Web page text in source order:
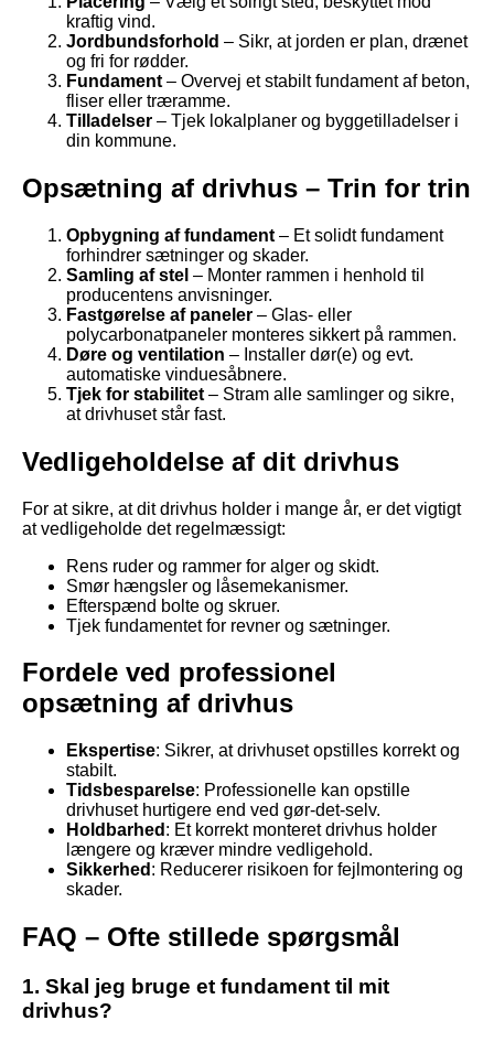
kraftig vind.
Jordbundsforhold – Sikr, at jorden er plan, drænet
og fri for rødder.
Fundament – Overvej et stabilt fundament af beton,
fliser eller træramme.
Tilladelser – Tjek lokalplaner og byggetilladelser i
din kommune.
Opsætning af drivhus – Trin for trin
Opbygning af fundament – Et solidt fundament
forhindrer sætninger og skader.
Samling af stel – Monter rammen i henhold til
producentens anvisninger.
Fastgørelse af paneler – Glas- eller
polycarbonatpaneler monteres sikkert på rammen.
Døre og ventilation – Installer dør(e) og evt.
automatiske vinduesåbnere.
Tjek for stabilitet – Stram alle samlinger og sikre,
at drivhuset står fast.
Vedligeholdelse af dit drivhus
For at sikre, at dit drivhus holder i mange år, er det vigtigt
at vedligeholde det regelmæssigt:
Rens ruder og rammer for alger og skidt.
Smør hængsler og låsemekanismer.
Efterspænd bolte og skruer.
Tjek fundamentet for revner og sætninger.
Fordele ved professionel
opsætning af drivhus
Ekspertise: Sikrer, at drivhuset opstilles korrekt og
stabilt.
Tidsbesparelse: Professionelle kan opstille
drivhuset hurtigere end ved gør-det-selv.
Holdbarhed : Et korrekt monteret drivhus holder
længere og kræver mindre vedligehold.
Sikkerhed : Reducerer risikoen for fejlmontering og
skader.
FAQ – Ofte stillede spørgsmål
1. Skal jeg bruge et fundament til mit
drivhus?